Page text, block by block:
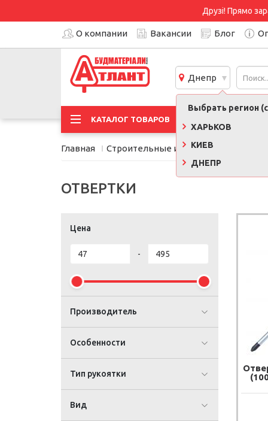
Друзі! Прямо
О компании Вакансии Блог
Днепр
Выбрать регион
ХАРЬКОВ
КИЕВ
ДНЕПР
КАТАЛОГ ТОВАРОВ
Главная Строительные инструменты,
ОТВЕРТКИ
Цена
-
Производитель
Особенности
Тип рукоятки
Вид